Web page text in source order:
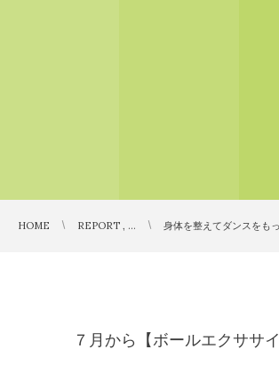
HOME REPORT , … 身体を整えてダンスをも
７月から【ボールエクササ